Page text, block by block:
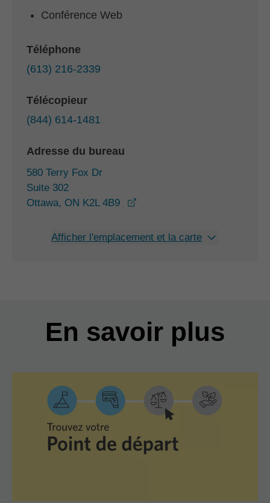
Conférence Web
Téléphone
(613) 216-2339
Télécopieur
(844) 614-1481
Adresse du bureau
580 Terry Fox Dr
Suite 302
Ottawa, ON K2L 4B9
Afficher l'emplacement et la carte
En savoir plus